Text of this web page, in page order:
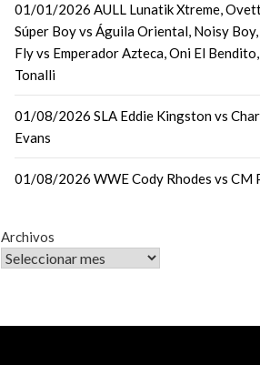
01/01/2026 AULL Lunatik Xtreme,
Súper Boy vs Águila Oriental, Noisy
Fly vs Emperador Azteca, Oni El Bendito,
Tonalli
01/08/2026 SLA Eddie Kingston vs
Evans
01/08/2026 WWE Cody Rhodes vs CM
Archivos